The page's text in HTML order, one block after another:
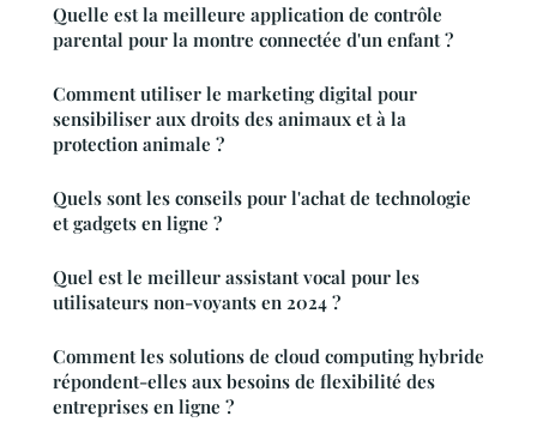
Quelle est la meilleure application de contrôle
parental pour la montre connectée d'un enfant ?
Comment utiliser le marketing digital pour
sensibiliser aux droits des animaux et à la
protection animale ?
Quels sont les conseils pour l'achat de technologie
et gadgets en ligne ?
Quel est le meilleur assistant vocal pour les
utilisateurs non-voyants en 2024 ?
Comment les solutions de cloud computing hybride
répondent-elles aux besoins de flexibilité des
entreprises en ligne ?